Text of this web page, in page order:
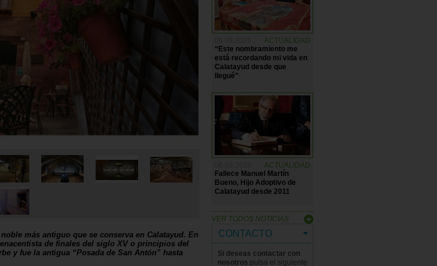
más antiguo que se conserva en Calatayud. En
de finales del siglo XV o principios del
y fue la antigua “Posada de San Antón” hasta
ACTUALIDAD
“Este nombramiento me
está recordando mi vida en
Calatayud desde que
llegué”
ACTUALIDAD
Fallece Manuel Martín
Bueno, Hijo Adoptivo de
Calatayud desde 2011
VER TODOS NOTICIAS
CONTACTO
Si deseas contactar con
nosotros pulsa el siguiente